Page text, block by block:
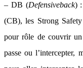
– DB (Defensiveback) :
(CB), les Strong
pour rôle de couvrir
passe ou